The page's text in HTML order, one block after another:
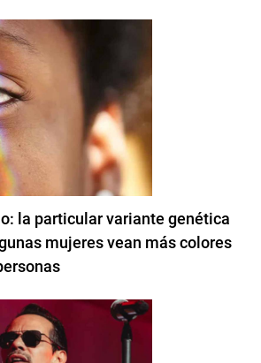
la particular variante genética
mujeres vean más colores